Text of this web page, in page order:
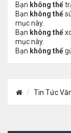
Bạn không thể
Bạn không thể
mục này.
Bạn không thể
mục này.
Bạn không thể
Tin Tức